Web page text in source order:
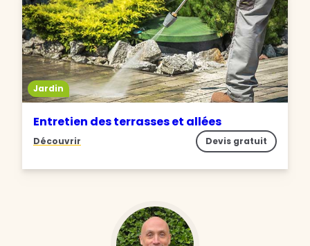
Jardin
Entretien des terrasses et allées
Découvrir Devis gratuit